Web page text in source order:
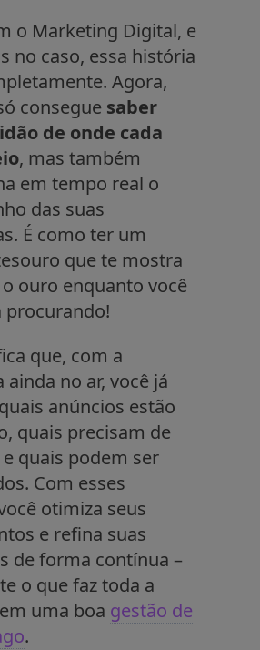
o Marketing Digital, e
no caso, essa história
Agora,
consegue saber
de onde cada
, mas também
em tempo real o
das suas
É como ter um
que te mostra
ouro enquanto você
procurando!
que, com a
ainda no ar, você já
anúncios estão
quais precisam de
quais podem ser
Com esses
otimiza seus
e refina suas
de forma contínua –
o que faz toda a
uma boa gestão de
.